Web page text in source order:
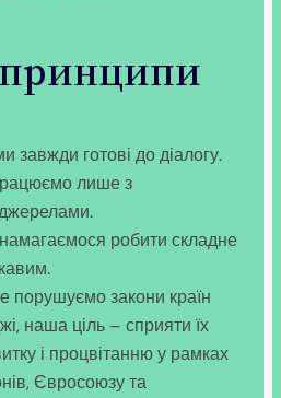
завжди готові до діалогу.
лише з
робити складне
порушуємо закони країн
наша ціль – сприяти їх
і процвітанню у рамках
Євросоюзу та